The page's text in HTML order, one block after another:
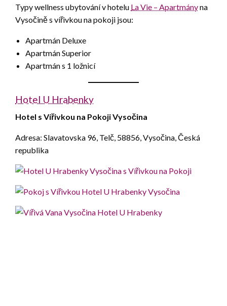
Typy wellness ubytování v hotelu La Vie – Apartmányna
Vysočině s vířivkou na pokoji jsou:
Apartmán Deluxe
Apartmán Superior
Apartmán s 1 ložnicí
Hotel U Hrabenky
Hotel s Vířivkou na Pokoji Vysočina
Adresa: Slavatovska 96, Telč, 58856, Vysočina, Česká
republika